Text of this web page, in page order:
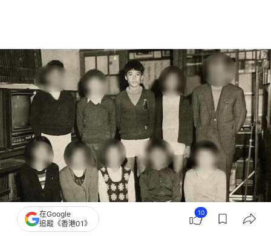
在Google
追蹤《香港01》
10